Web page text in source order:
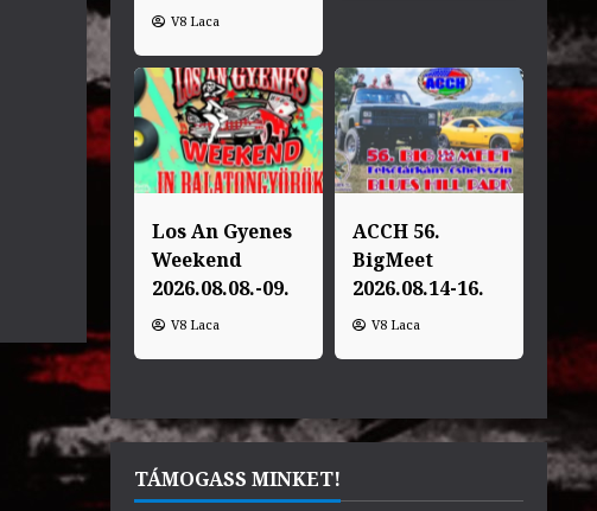
V8 Laca
Los An Gyenes
Weekend
2026.08.08.-09.
V8 Laca
ACCH 56.
BigMeet
2026.08.14-16.
V8 Laca
TÁMOGASS MINKET!